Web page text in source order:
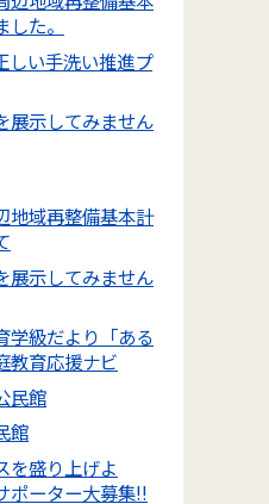
た。
しい手洗い推進プ
展示してみません
地域再整備基本計
展示してみません
学級だより「ある
教育応援ナビ
民館
館
を盛り上げよ
ポーター大募集!!